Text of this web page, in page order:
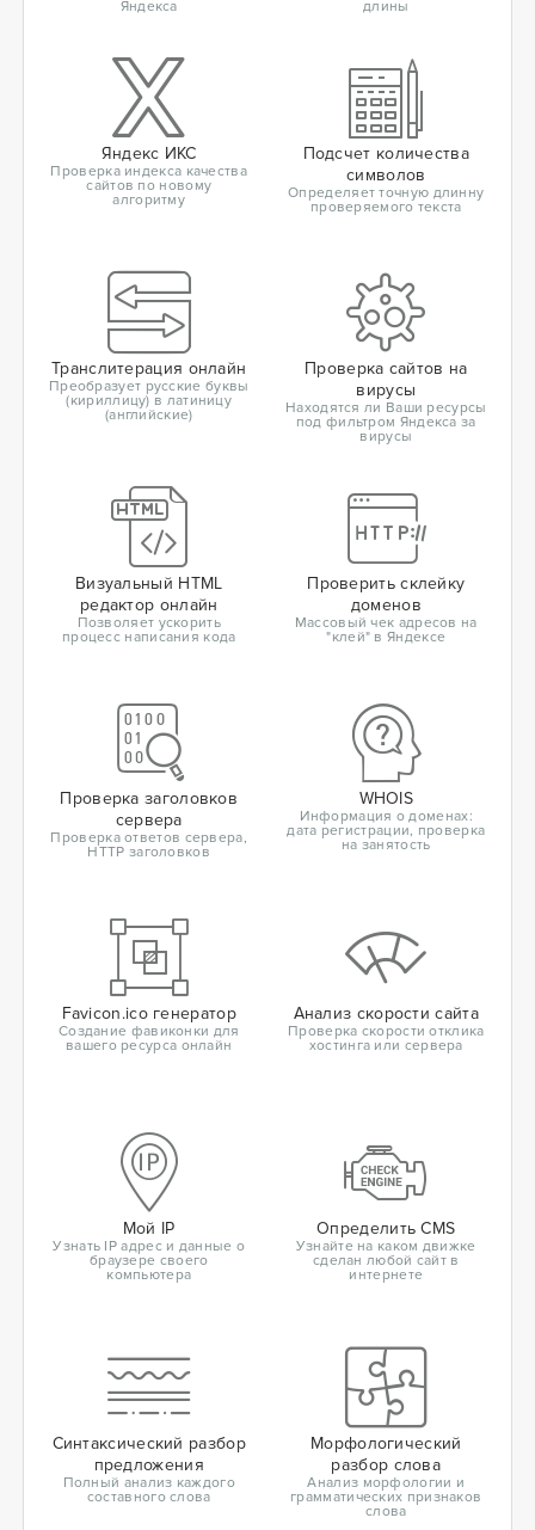
Яндекса
длины
Яндекс ИКС
Проверка индекса качества
сайтов по новому
алгоритму
Подсчет количества
символов
Определяет точную длинну
проверяемого текста
Транслитерация онлайн
Преобразует русские буквы
(кириллицу) в латиницу
(английские)
Проверка сайтов на
вирусы
Находятся ли Ваши ресурсы
под фильтром Яндекса за
вирусы
Визуальный HTML
редактор онлайн
Позволяет ускорить
процесс написания кода
Проверить склейку
доменов
Массовый чек адресов на
"клей" в Яндексе
Проверка заголовков
сервера
Проверка ответов сервера,
HTTP заголовков
WHOIS
Информация о доменах:
дата регистрации, проверка
на занятость
Favicon.ico генератор
Создание фавиконки для
вашего ресурса онлайн
Анализ скорости сайта
Проверка скорости отклика
хостинга или сервера
Мой IP
Узнать IP адрес и данные о
браузере своего
компьютера
Определить CMS
Узнайте на каком движке
сделан любой сайт в
интернете
Синтаксический разбор
предложения
Полный анализ каждого
составного слова
Морфологический
разбор слова
Анализ морфологии и
грамматических признаков
слова